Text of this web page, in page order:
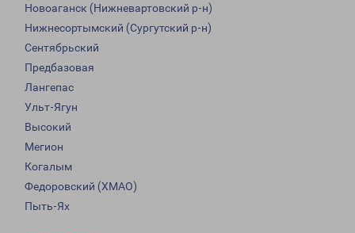
Новоаганск (Нижневартовский р-н)
Нижнесортымский (Сургутский р-н)
Сентябрьский
Предбазовая
Лангепас
Ульт-Ягун
Высокий
Мегион
Когалым
Федоровский (ХМАО)
Пыть-Ях